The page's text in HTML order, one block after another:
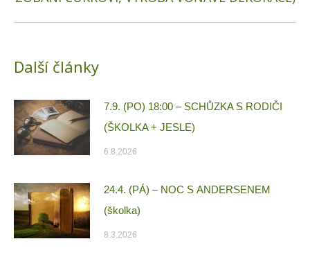
Další články
7.9. (PO) 18:00 – SCHŮZKA S RODIČI
(ŠKOLKA + JESLE)
6.8.2026
24.4. (PÁ) – NOC S ANDERSENEM
(školka)
8.3.2026